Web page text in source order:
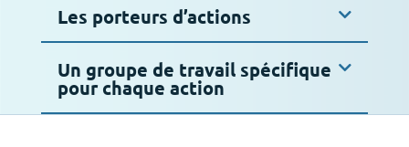
Les porteurs d’actions
Un groupe de travail spécifique
pour chaque action